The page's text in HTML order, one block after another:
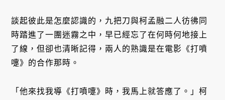
談起彼此是怎麼認識的，九把刀與柯孟融二人彷彿同
時踏進了一團迷霧之中，早已經忘了在何時何地接上
了線，但卻也清晰記得，兩人的熟識是在電影《打噴
嚏》的合作那時。
「他來找我導《打噴嚏》時，我馬上就答應了。」柯